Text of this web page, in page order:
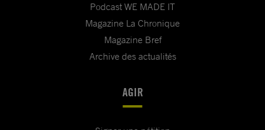
Podcast WE MADE IT
Magazine La Chronique
Magazine Bref
Archive des actualités
AGIR